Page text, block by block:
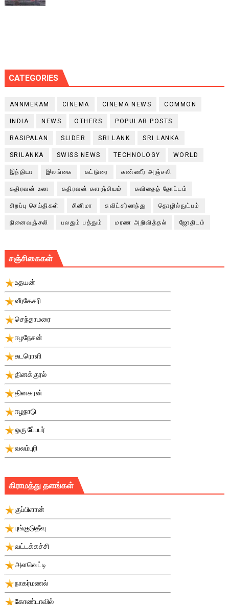
CATEGORIES
ANNMEKAM CINEMA CINEMA NEWS COMMON
INDIA NEWS OTHERS POPULAR POSTS
RASIPALAN SLIDER SRI LANK SRI LANKA
SRILANKA SWISS NEWS TECHNOLOGY WORLD
இந்தியா இலங்கை கட்டுரை கண்ணீர் அஞ்சலி
கதிரவன் உலா கதிரவன் களஞ்சியம் கவிதைத் தோட்டம்
சிறப்பு செய்திகள் சினிமா சுவிட்சர்லாந்து தொழில்நுட்பம்
நினைவஞ்சலி பலதும் பத்தும் மரண அறிவித்தல் ஜோதிடம்
சஞ்சிகைகள்
உதயன்
வீரகேசரி
செந்தாமரை
ஈழநேசன்
சுடரொளி
தினக்குரல்
தினகரன்
ஈழநாடு
ஒரு பே்பபர்
வலம்புரி
கிராமத்து தளங்கள்
குப்பிளான்
புங்குடுதீவு
வட்டக்கச்சி
அளவெட்டி
நாகர்மணல்
கோண்டாவில்